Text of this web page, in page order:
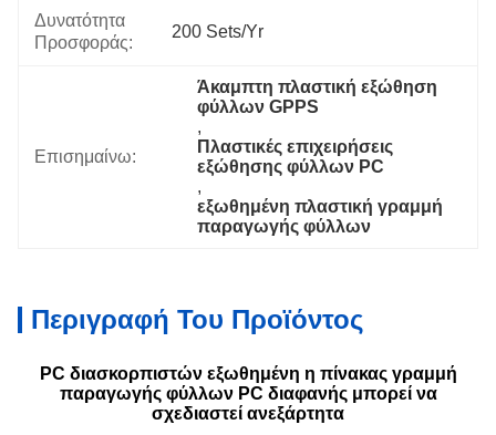
Δυνατότητα
Προσφοράς:
200 Sets/yr
Επισημαίνω:
Άκαμπτη πλαστική εξώθηση
φύλλων GPPS
,
Πλαστικές επιχειρήσεις
εξώθησης φύλλων PC
,
εξωθημένη πλαστική γραμμή
παραγωγής φύλλων
Περιγραφή Του Προϊόντος
PC διασκορπιστών εξωθημένη η πίνακας γραμμή
παραγωγής φύλλων PC διαφανής μπορεί να
σχεδιαστεί ανεξάρτητα